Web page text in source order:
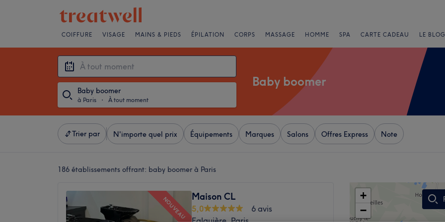
COIFFURE VISAGE MAINS & PIEDS ÉPILATION CORPS MASSAGE HOMME SPA CARTE CADEAU LE
Baby boomer
à Paris ・ À tout moment
Baby boomer
Trier par N'importe quel prix Équipements Marques Salons Offres Express Note
186 établissements offrant: baby boomer à Paris
NOUVEAU Maison CL
5,0
6 avis
+
−